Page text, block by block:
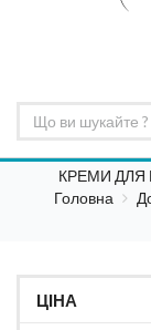
КРЕМИ
Головна
ЦІНА